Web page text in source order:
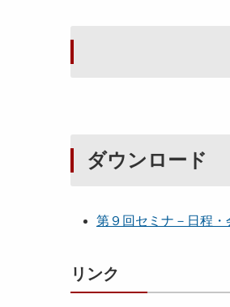
ダウンロード
第９回セミナ－日程・
リンク